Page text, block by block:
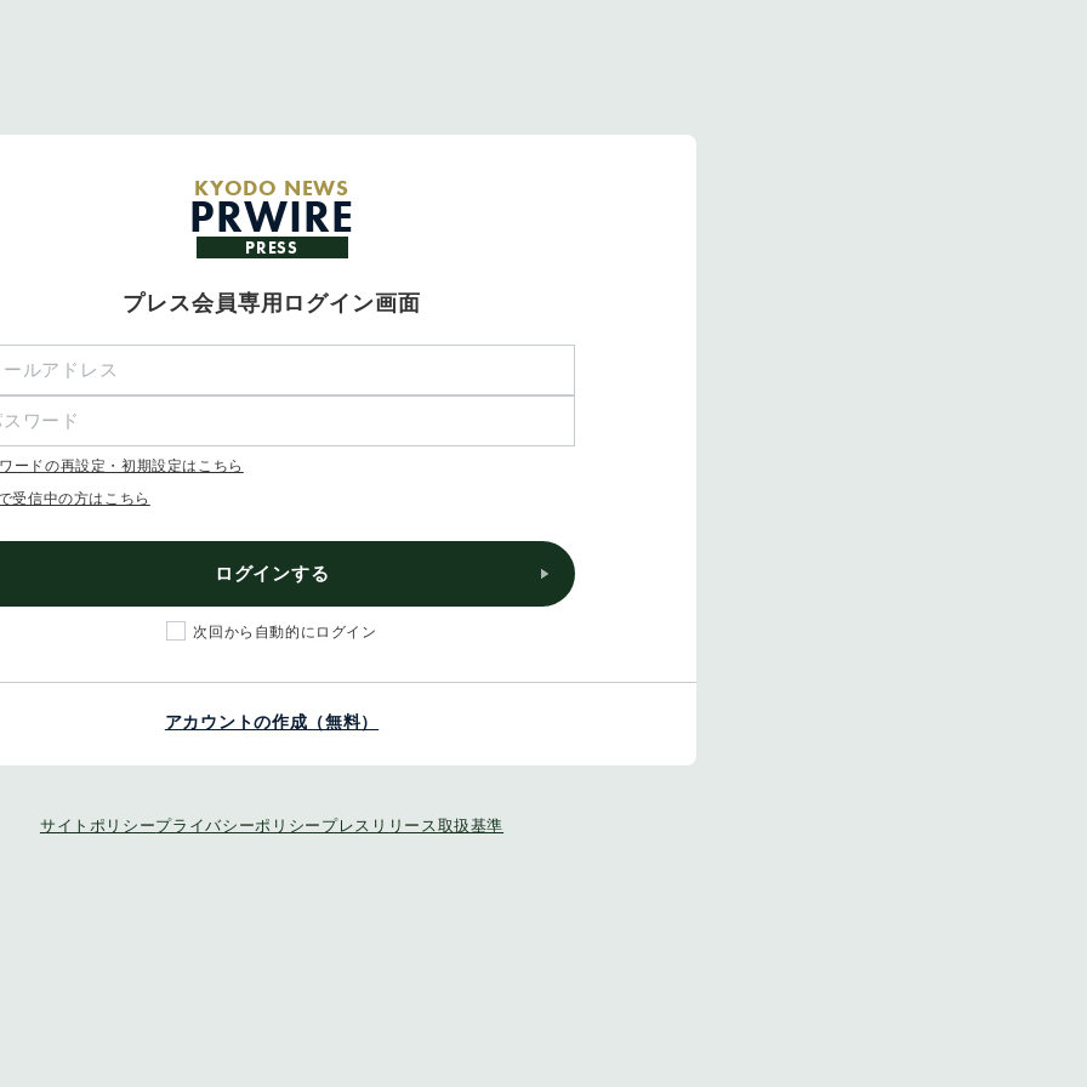
KYODO NEWS
PRWIRE
PRESS
プレス会員専用ログイン画面
ードの再設定・初期設定はこちら
受信中の方はこちら
ログインする
次回から自動的にログイン
アカウントの作成（無料）
サイトポリシープライバシーポリシー プレスリリース取扱基準